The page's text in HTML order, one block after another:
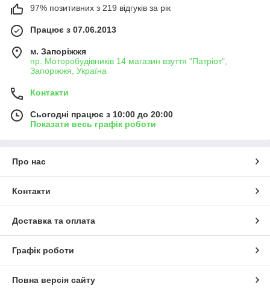
97% позитивних з 219 відгуків за рік
Працює з 07.06.2013
м. Запоріжжя
пр. Моторобудівників 14 магазин взуття "Патріот",
Запоріжжя, Україна
Контакти
Сьогодні працює з 10:00 до 20:00
Показати весь графік роботи
Про нас
Контакти
Доставка та оплата
Графік роботи
Повна версія сайту